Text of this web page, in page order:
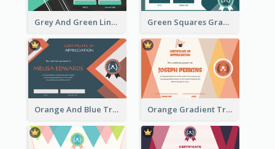
Grey And Green Lines Patterns Certificate Green Squares Gradient Appreciation Certificate
Orange And Blue Triangle Patterns Appreciation Certificate Orange Gradient Triangle Patterns Certificate